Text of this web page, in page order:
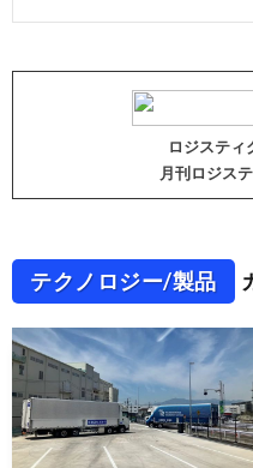
ロジスティ
月刊ロジス
テクノロジー/製品